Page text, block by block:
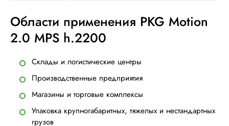
Области применения PKG Motion
2.0 MPS h.2200
Склады и логистические центры
Производственные предприятия
Магазины и торговые комплексы
Упаковка крупногабаритных, тяжелых и нестандартных
грузов